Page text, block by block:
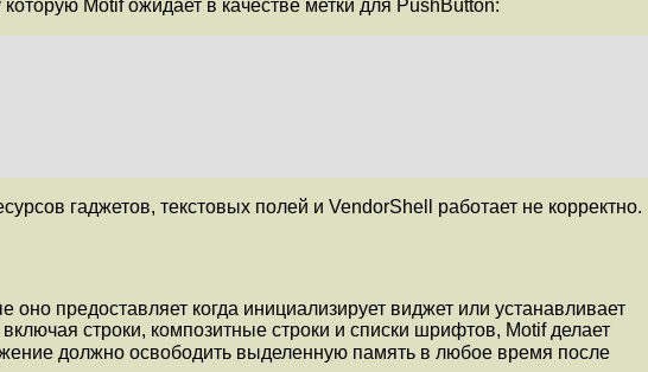
Motif ожидает в качестве метки для PushButton:
гаджетов, текстовых полей и VendorShell работает не корректно.
предоставляет когда инициализирует виджет или устанавливает
строки, композитные строки и списки шрифтов, Motif делает
должно освободить выделенную память в любое время после